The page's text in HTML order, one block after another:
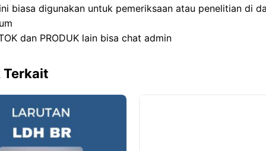
biasa digunakan untuk pemeriksaan atau penelitian di
dan PRODUK lain bisa chat admin
Terkait